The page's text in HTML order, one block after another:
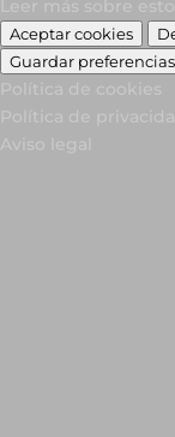
Aceptar cookies
Guardar preferencias